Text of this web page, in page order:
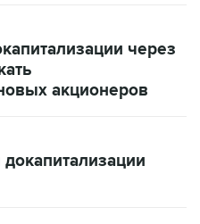
через
акционеров